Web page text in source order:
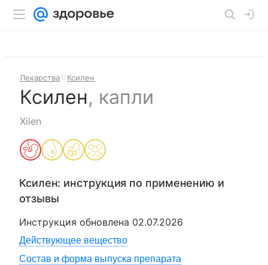
Лекарства Ксилен
Ксилен, капли
Xilen
Ксилен: инструкция по применению и
отзывы
Инструкция обновлена 02.07.2026
Действующее вещество
Состав и форма выпуска препарата